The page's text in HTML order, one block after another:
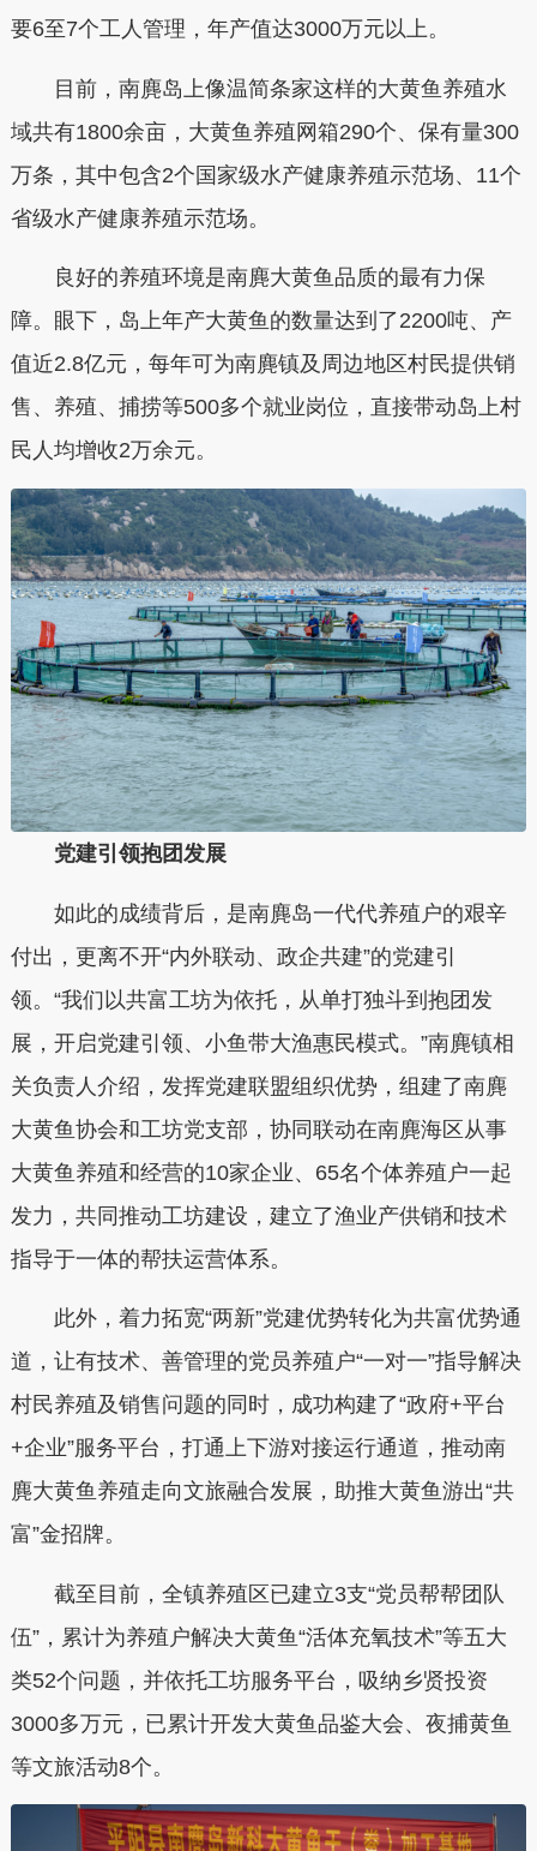
要6至7个工人管理，年产值达3000万元以上。
目前，南麂岛上像温简条家这样的大黄鱼养殖水
域共有1800余亩，大黄鱼养殖网箱290个、保有量300
万条，其中包含2个国家级水产健康养殖示范场、11个
省级水产健康养殖示范场。
良好的养殖环境是南麂大黄鱼品质的最有力保
障。眼下，岛上年产大黄鱼的数量达到了2200吨、产
值近2.8亿元，每年可为南麂镇及周边地区村民提供销
售、养殖、捕捞等500多个就业岗位，直接带动岛上村
民人均增收2万余元。
党建引领抱团发展
如此的成绩背后，是南麂岛一代代养殖户的艰辛
付出，更离不开“内外联动、政企共建”的党建引
领。“我们以共富工坊为依托，从单打独斗到抱团发
展，开启党建引领、小鱼带大渔惠民模式。”南麂镇相
关负责人介绍，发挥党建联盟组织优势，组建了南麂
大黄鱼协会和工坊党支部，协同联动在南麂海区从事
大黄鱼养殖和经营的10家企业、65名个体养殖户一起
发力，共同推动工坊建设，建立了渔业产供销和技术
指导于一体的帮扶运营体系。
此外，着力拓宽“两新”党建优势转化为共富优势通
道，让有技术、善管理的党员养殖户“一对一”指导解决
村民养殖及销售问题的同时，成功构建了“政府+平台
+企业”服务平台，打通上下游对接运行通道，推动南
麂大黄鱼养殖走向文旅融合发展，助推大黄鱼游出“共
富”金招牌。
截至目前，全镇养殖区已建立3支“党员帮帮团队
伍”，累计为养殖户解决大黄鱼“活体充氧技术”等五大
类52个问题，并依托工坊服务平台，吸纳乡贤投资
3000多万元，已累计开发大黄鱼品鉴大会、夜捕黄鱼
等文旅活动8个。